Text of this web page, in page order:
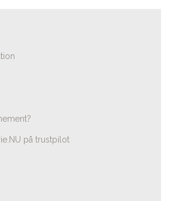
på trustpilot